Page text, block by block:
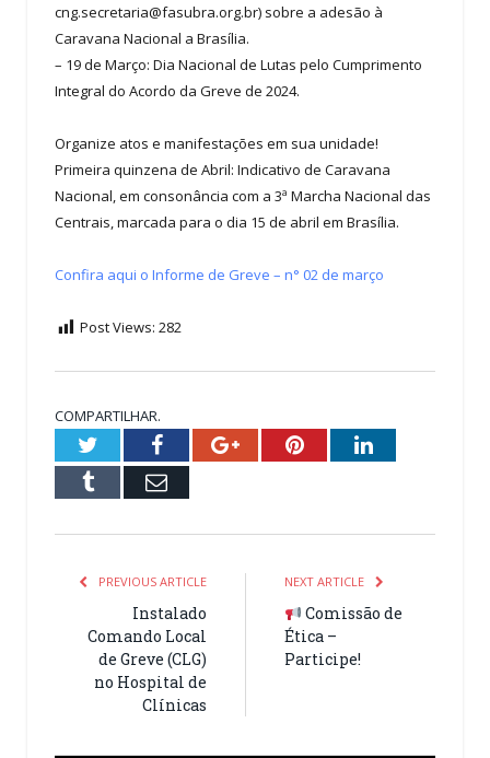
cng.secretaria@fasubra.org.br) sobre a adesão à
Caravana Nacional a Brasília.
– 19 de Março: Dia Nacional de Lutas pelo Cumprimento
Integral do Acordo da Greve de 2024.
Organize atos e manifestações em sua unidade!
Primeira quinzena de Abril: Indicativo de Caravana
Nacional, em consonância com a 3ª Marcha Nacional das
Centrais, marcada para o dia 15 de abril em Brasília.
Confira aqui o Informe de Greve – n° 02 de março
Post Views: 282
COMPARTILHAR.
TwitterFacebookGoogle+PinterestLinkedIn
Tumblr Email
PREVIOUS ARTICLE
Instalado
Comando Local
de Greve (CLG)
no Hospital de
Clínicas
NEXT ARTICLE
Comissão de
Ética –
Participe!